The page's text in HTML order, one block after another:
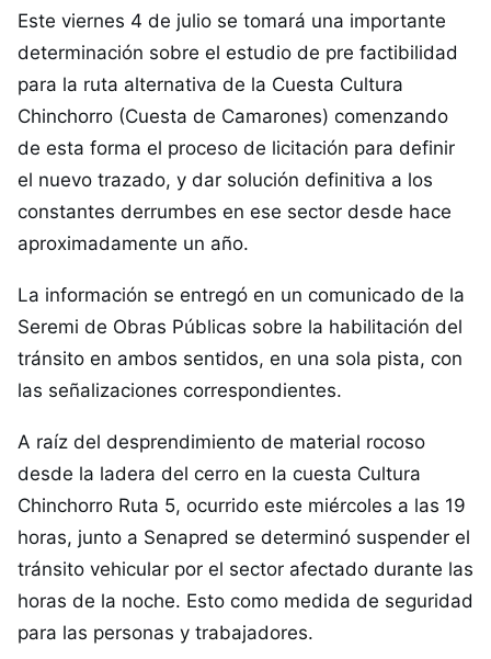
Este viernes 4 de julio se tomará una importante
determinación sobre el estudio de pre factibilidad
para la ruta alternativa de la Cuesta Cultura
Chinchorro (Cuesta de Camarones) comenzando
de esta forma el proceso de licitación para definir
el nuevo trazado, y dar solución definitiva a los
constantes derrumbes en ese sector desde hace
aproximadamente un año.
La información se entregó en un comunicado de la
Seremi de Obras Públicas sobre la habilitación del
tránsito en ambos sentidos, en una sola pista, con
las señalizaciones correspondientes.
A raíz del desprendimiento de material rocoso
desde la ladera del cerro en la cuesta Cultura
Chinchorro Ruta 5, ocurrido este miércoles a las 19
horas, junto a Senapred se determinó suspender el
tránsito vehicular por el sector afectado durante las
horas de la noche. Esto como medida de seguridad
para las personas y trabajadores.